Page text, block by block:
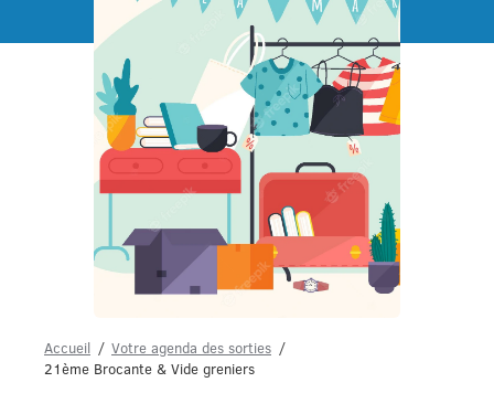
Menu
Accueil
Votre agenda des sorties
21ème Brocante & Vide greniers